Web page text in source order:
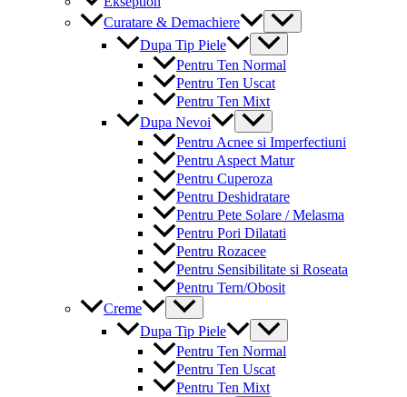
Curatare & Demachiere
Menu
Toggle
Dupa Tip Piele
Menu
Toggle
Pentru Ten Normal
Pentru Ten Uscat
Pentru Ten Mixt
Dupa Nevoi
Menu
Toggle
Pentru Acnee si Imperfectiuni
Pentru Aspect Matur
Pentru Cuperoza
Pentru Deshidratare
Pentru Pete Solare / Melasma
Pentru Pori Dilatati
Pentru Rozacee
Pentru Sensibilitate si Roseata
Pentru Tern/Obosit
Creme
Menu
Toggle
Dupa Tip Piele
Menu
Toggle
Pentru Ten Normal
Pentru Ten Uscat
Pentru Ten Mixt